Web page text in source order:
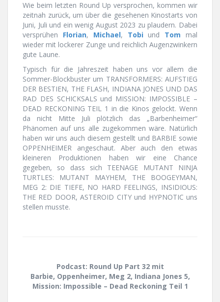
Wie beim letzten Round Up versprochen, kommen wir
zeitnah zurück, um über die gesehenen Kinostarts von
Juni, Juli und ein wenig August 2023 zu plaudern. Dabei
versprühen Florian, Michael, Tobiund Tom mal
wieder mit lockerer Zunge und reichlich Augenzwinkern
gute Laune.
Typisch für die Jahreszeit haben uns vor allem die
Sommer-Blockbuster um TRANSFORMERS: AUFSTIEG
DER BESTIEN, THE FLASH, INDIANA JONES UND DAS
RAD DES SCHICKSALS und MISSION: IMPOSSIBLE –
DEAD RECKONING TEIL 1 in die Kinos gelockt. Wenn
da nicht Mitte Juli plötzlich das „Barbenheimer“
Phänomen auf uns alle zugekommen wäre. Natürlich
haben wir uns auch diesem gestellt und BARBIE sowie
OPPENHEIMER angeschaut. Aber auch den etwas
kleineren Produktionen haben wir eine Chance
gegeben, so dass sich TEENAGE MUTANT NINJA
TURTLES: MUTANT MAYHEM, THE BOOGEYMAN,
MEG 2: DIE TIEFE, NO HARD FEELINGS, INSIDIOUS:
THE RED DOOR, ASTEROID CITY und HYPNOTIC uns
stellen musste.
Podcast: Round Up Part 32 mit
Barbie, Oppenheimer, Meg 2, Indiana Jones 5,
Mission: Impossible – Dead Reckoning Teil 1